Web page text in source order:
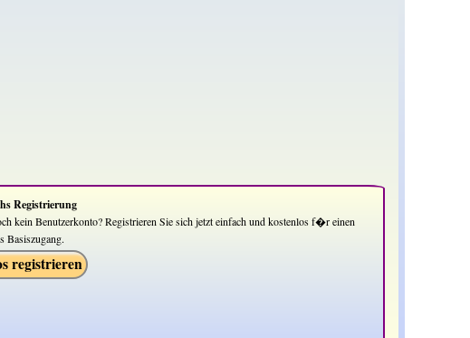
Registrierung
kein Benutzerkonto? Registrieren Sie sich jetzt einfach und kostenlos f�r einen
Basiszugang.
registrieren